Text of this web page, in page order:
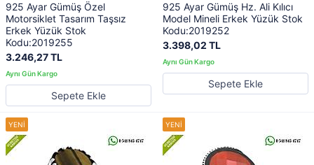
925 Ayar Gümüş Özel
Motorsiklet Tasarım Taşsız
Erkek Yüzük Stok
Kodu:2019255
3.246,27 TL
Sepete Ekle
925 Ayar Gümüş Hz. Ali Kılıcı
Model Mineli Erkek Yüzük Stok
Kodu:2019252
3.398,02 TL
Sepete Ekle